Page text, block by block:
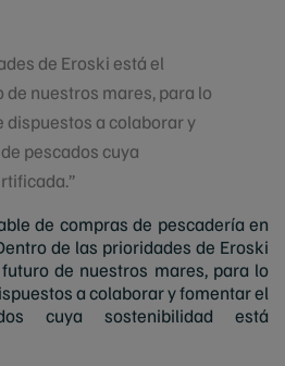
de Eroski está el
nuestros mares, para lo
dispuestos a colaborar y
pescados cuya
de compras de pescadería en
de las prioridades de Eroski
de nuestros mares, para lo
a colaborar y fomentar el
cuya sostenibilidad está